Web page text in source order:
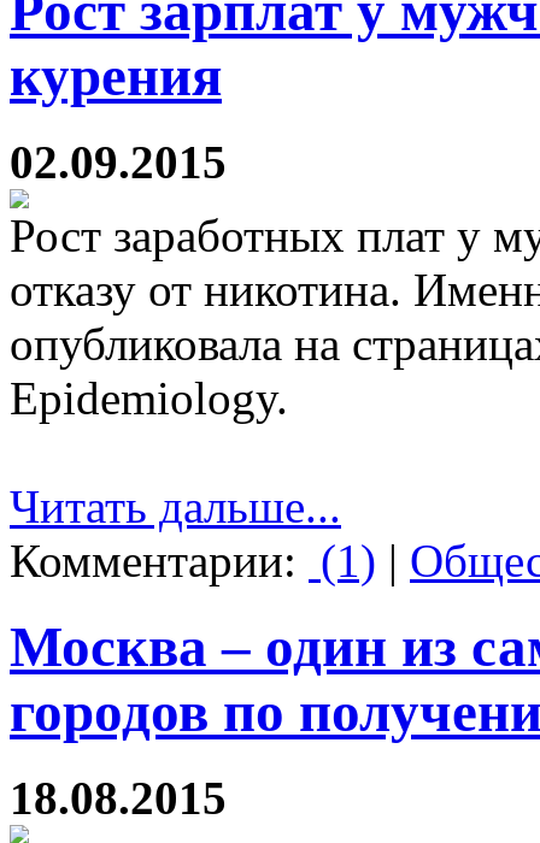
курения
02.09.2015
Рост заработных плат у
отказу от никотина.
опубликовала на
Epidemiology.
Читать дальше...
Комментарии: (1) |
Москва – один из
городов по
18.08.2015